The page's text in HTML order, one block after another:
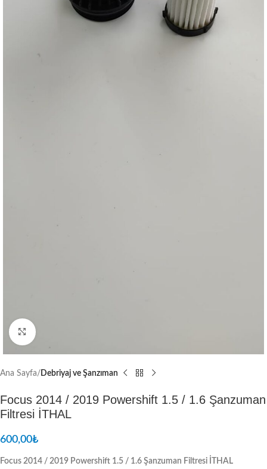
Resmi Büyüt
Ana Sayfa Debriyaj ve Şanzıman
Focus 2014 / 2019 Powershift 1.5 / 1.6 Şanzuman
Filtresi İTHAL
600,00₺
Focus 2014 / 2019 Powershift 1.5 / 1.6 Şanzuman Filtresi İTHAL